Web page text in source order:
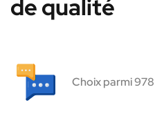
de qualité
Choix parmi